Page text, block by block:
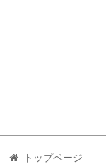
トップページ